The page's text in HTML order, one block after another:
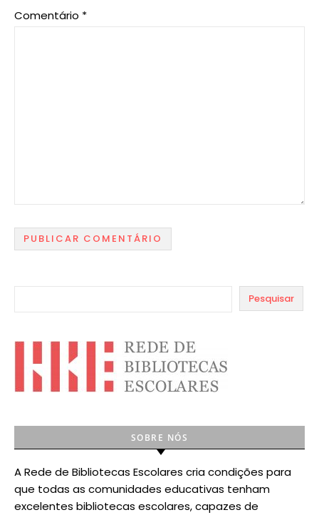
Comentário *
Pesquisar
SOBRE NÓS
A Rede de Bibliotecas Escolares cria condições para
que todas as comunidades educativas tenham
excelentes bibliotecas escolares, capazes de